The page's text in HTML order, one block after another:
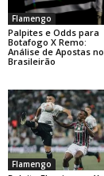
Flamengo
Palpites e Odds para
Botafogo X Remo:
Análise de Apostas no
Brasileirão
Flamengo